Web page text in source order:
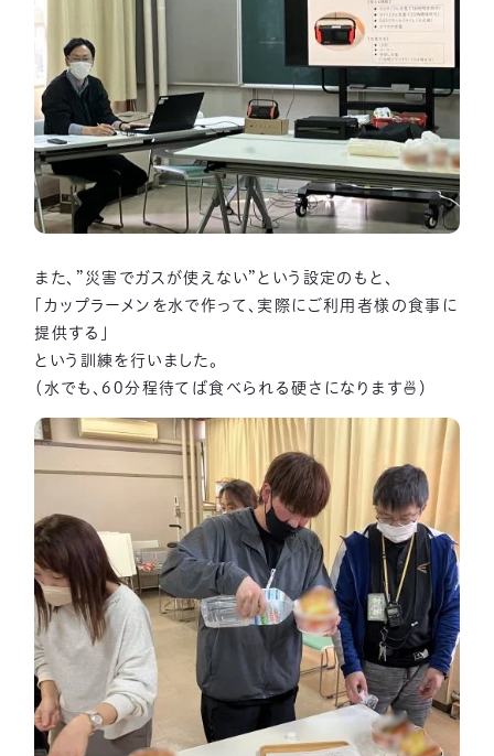
また、”災害でガスが使えない”という設定のもと、
「カップラーメンを水で作って、実際にご利用者様の食事に
提供する」
という訓練を行いました。
（水でも、60分程待てば食べられる硬さになります🍜）